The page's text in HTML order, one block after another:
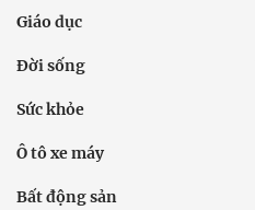
Giáo dục
Đời sống
Sức khỏe
Ô tô xe máy
Bất động sản